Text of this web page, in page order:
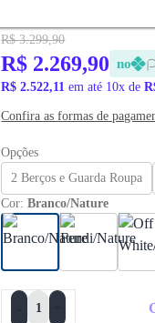
R$ 3.299,90
R$ 2.269,90 no
R$ 2.522,11 em até 10x de
Confira as formas de
Opções
2 Berços e Guarda Roupa
Cor:Branco/Nature